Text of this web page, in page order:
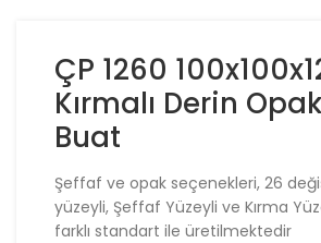
ÇP 1260
Kırmalı Derin
Buat
Şeffaf ve opak seçenekleri, 26
yüzeyli, Şeffaf Yüzeyli ve Kırma
farklı standart ile üretilmektedir